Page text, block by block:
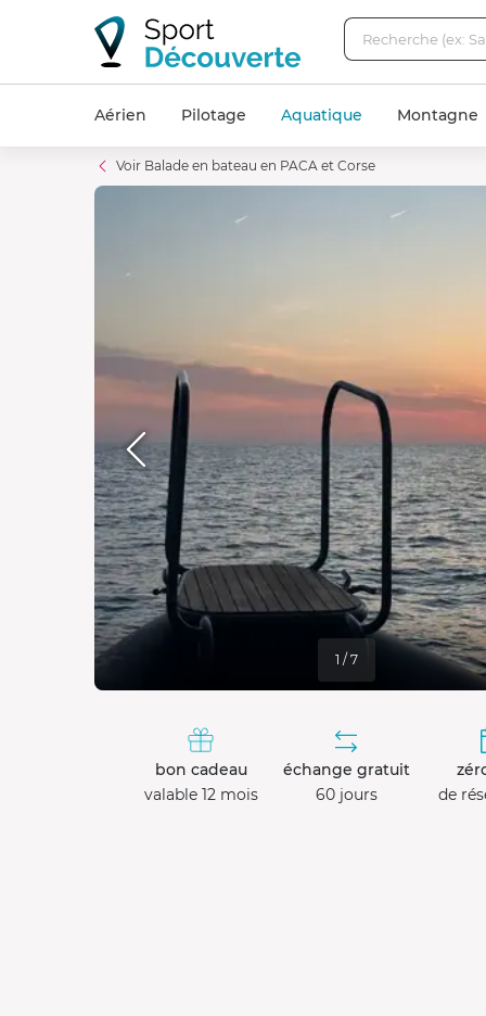
Aérien Pilotage Aquatique Montagne
Voir Balade en bateau en PACA et Corse
1 / 7
bon cadeau
valable 12 mois
échange gratuit
60 jours
de